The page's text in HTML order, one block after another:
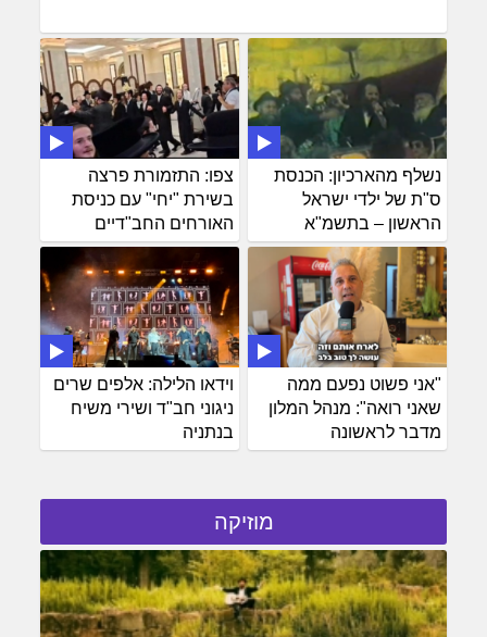
צפו: התזמורת פרצה
בשירת "יחי" עם כניסת
האורחים החב"דיים
נשלף מהארכיון: הכנסת
ס"ת של ילדי ישראל
הראשון – בתשמ"א
וידאו הלילה: אלפים שרים
ניגוני חב"ד ושירי משיח
בנתניה
"אני פשוט נפעם ממה
שאני רואה": מנהל המלון
מדבר לראשונה
מוזיקה